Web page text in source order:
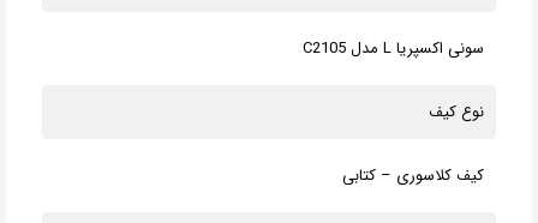
سونی اکسپریا L مدل C2105
نوع کیف
کیف کلاسوری – کتابی